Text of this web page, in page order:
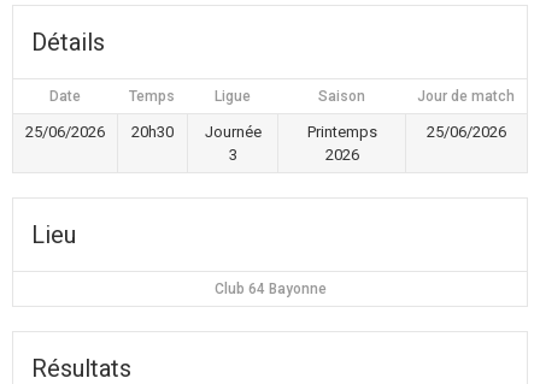
Détails
Date Temps Ligue Saison Jour de match
25/06/2026 20h30
Journée
3
Printemps
2026
25/06/2026
Lieu
Club 64 Bayonne
Résultats